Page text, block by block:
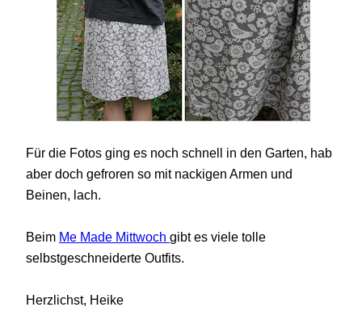
Für die Fotos ging es noch schnell in den Garten, hab
aber doch gefroren so mit nackigen Armen und
Beinen, lach.
Beim Me Made Mittwoch gibt es viele tolle
selbstgeschneiderte Outfits.
Herzlichst, Heike